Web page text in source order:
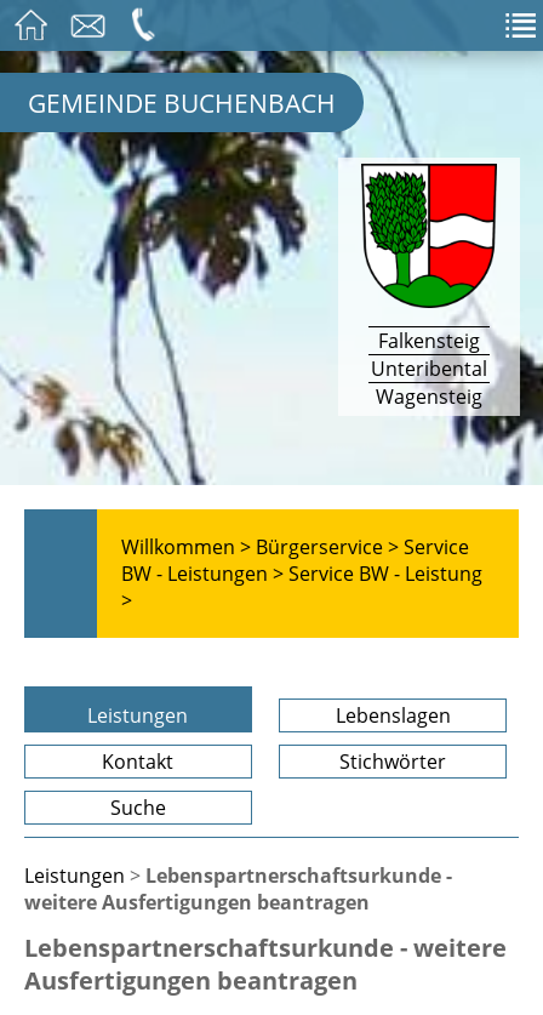
GEMEINDE BUCHENBACH
Falkensteig
Unteribental
Wagensteig
Willkommen > Bürgerservice >Service
BW - Leistungen >Service BW - Leistung
>
Leistungen
Lebenslagen
Kontakt
Stichwörter
Suche
Leistungen > Lebenspartnerschaftsurkunde -
weitere Ausfertigungen beantragen
Lebenspartnerschaftsurkunde - weitere
Ausfertigungen beantragen